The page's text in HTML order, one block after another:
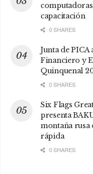
capacitación
0 SHARES
Junta de PICA
Financiero y
Quinquenal
0 SHARES
Six Flags
presenta
montaña rusa
rápida
0 SHARES